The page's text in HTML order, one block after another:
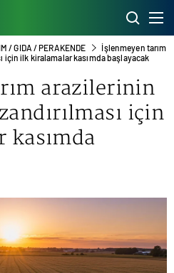
/ GIDA / PERAKENDE
İşlenmeyen tarım
için ilk kiralamalar kasımda başlayacak
arazilerinin
için